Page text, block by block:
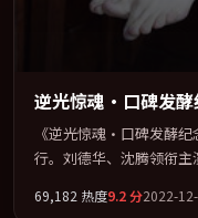
逆光惊魂·口碑发酵
《逆光惊魂·口碑发酵
行。刘德华、沈腾领衔
为骨架，在叙事、表演与
69,182 热度9.2分2022-